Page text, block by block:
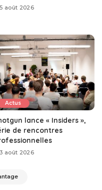
5 août 2026
Actus
lance « Insiders »,
de rencontres
3 août 2026